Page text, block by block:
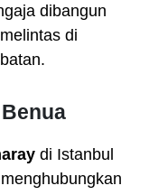
dibangun
di
di Istanbul